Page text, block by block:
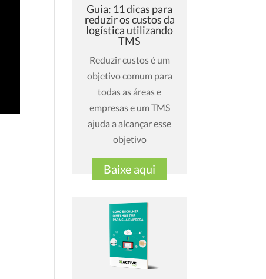
Guia: 11 dicas para
reduzir os custos da
logística utilizando
TMS
Reduzir custos é um
objetivo comum para
todas as áreas e
empresas e um TMS
ajuda a alcançar esse
objetivo
Baixe aqui